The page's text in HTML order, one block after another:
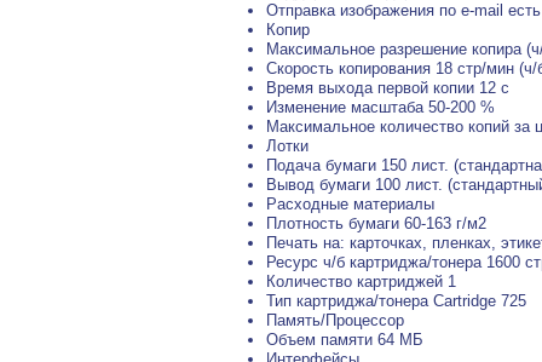
Отправка изображения по e-mail есть
Копир
Максимальное разрешение копира
Скорость копирования 18 стр/мин
Время выхода первой копии 12 с
Изменение масштаба 50-200 %
Максимальное количество копий за
Лотки
Подача бумаги 150 лист.
Вывод бумаги 100 лист.
Расходные материалы
Плотность бумаги 60-163 г/м2
Печать на: карточках, пленках,
Ресурс ч/б картриджа/тонера 1600
Количество картриджей 1
Тип картриджа/тонера Cartridge 725
Память/Процессор
Объем памяти 64 МБ